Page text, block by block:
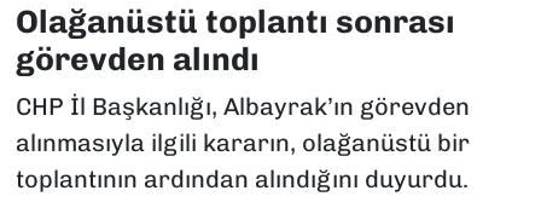
Olağanüstü toplantı sonrası
görevden alındı
CHP İl Başkanlığı, Albayrak’ın görevden
alınmasıyla ilgili kararın, olağanüstü bir
toplantının ardından alındığını duyurdu.